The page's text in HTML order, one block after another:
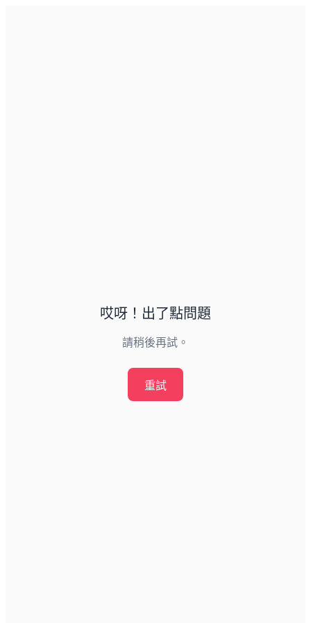
哎呀！出了點問題
請稍後再試。
重試